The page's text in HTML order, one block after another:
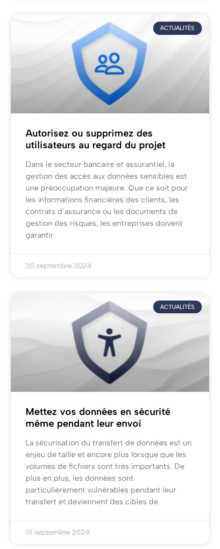
ACTUALITÉS
Autorisez ou supprimez des
utilisateurs au regard du projet
Dans le secteur bancaire et assurantiel, la
gestion des accès aux données sensibles est
une préoccupation majeure. Que ce soit pour
les informations financières des clients, les
contrats d’assurance ou les documents de
gestion des risques, les entreprises doivent
garantir
20 septembre 2024
ACTUALITÉS
Mettez vos données en sécurité
même pendant leur envoi
La sécurisation du transfert de données est un
enjeu de taille et encore plus lorsque que les
volumes de fichiers sont très importants. De
plus en plus, les données sont
particulièrement vulnérables pendant leur
transfert et deviennent des cibles de
19 septembre 2024